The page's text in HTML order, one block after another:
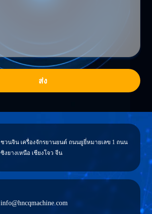
ส่ง
ชวนจิน เครื่องจักรยานยนต์ ถนนยูยี่หมายเลข 1 ถนน
ซิงยางเหนือ เชียงโจว จีน
info@hncqmachine.com